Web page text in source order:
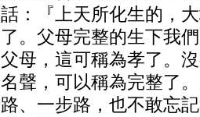
話：『上天所化生的，
了。父母完整的生下我
父母，這可稱為孝了。
名聲，可以稱為完整了
路、一步路，也不敢忘